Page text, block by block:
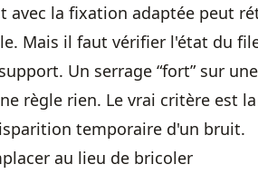
avec la fixation adaptée peut
Mais il faut vérifier l'état du
Un serrage “fort” sur une
règle rien. Le vrai critère est
temporaire d'un bruit.
au lieu de bricoler